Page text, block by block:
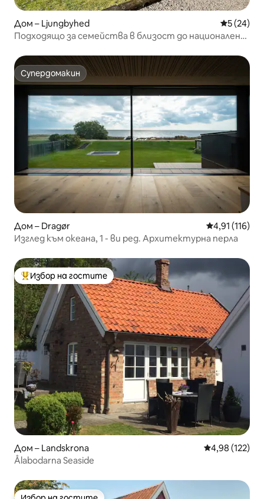
Дом – Ljungbyhed Средна
5 (24)
Подходящо за семейства в близост до национален
Супердомакин
Супердомакин
Дом – Dragør Средна
4,91 (116)
Изглед към океана, 1 - ви ред. Архитектурна перла
Най-популярен избор на гостите
Избор на гостите
Дом – Landskrona Средна
4,98 (122)
Ålabodarna Seaside